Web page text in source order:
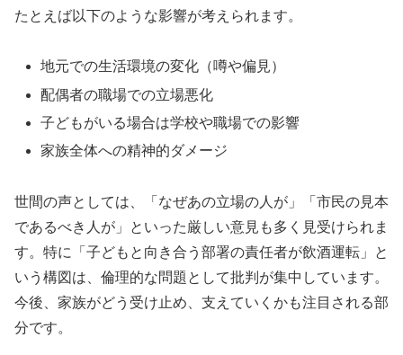
たとえば以下のような影響が考えられます。
地元での生活環境の変化（噂や偏見）
配偶者の職場での立場悪化
子どもがいる場合は学校や職場での影響
家族全体への精神的ダメージ
世間の声としては、「なぜあの立場の人が」「市民の見本
であるべき人が」といった厳しい意見も多く見受けられま
す。特に「子どもと向き合う部署の責任者が飲酒運転」と
いう構図は、倫理的な問題として批判が集中しています。
今後、家族がどう受け止め、支えていくかも注目される部
分です。